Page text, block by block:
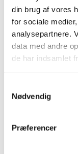
din brug af vores
for sociale
analysepartnere.
data med andre
de har indsamlet
Nødvendig
Præferencer
Potter og